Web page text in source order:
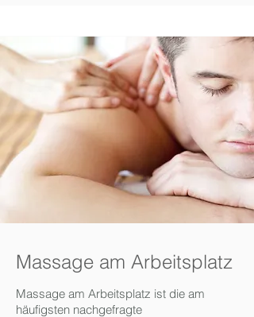
Massage am Arbeitsplatz
Massage am Arbeitsplatz ist die am
häufigsten nachgefragte